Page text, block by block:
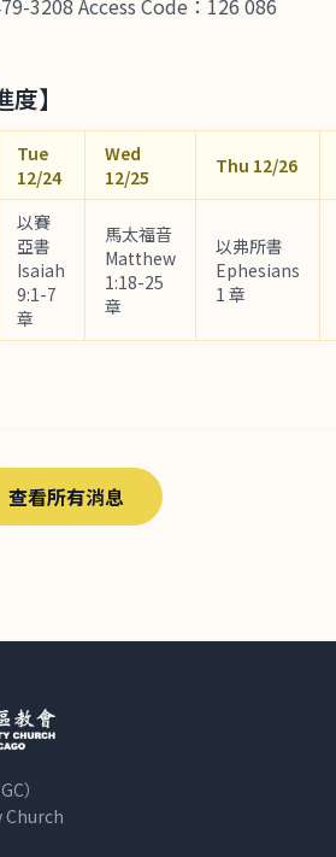
3208 Access Code：126 086
】
Tue
12/24
Wed
12/25
Thu 12/26
以賽
亞書
Isaiah
9:1-7
章
馬太福音
Matthew
1:18-25
章
以弗所書
Ephesians
1 章
查看所有消息
）